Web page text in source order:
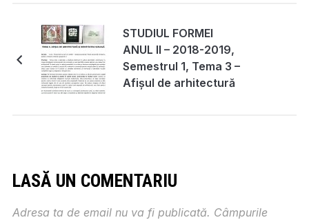
STUDIUL FORMEI
ANUL II – 2018-2019,
Semestrul 1, Tema 3 –
Afișul de arhitectură
LASĂ UN COMENTARIU
Adresa ta de email nu va fi publicată. Câmpurile